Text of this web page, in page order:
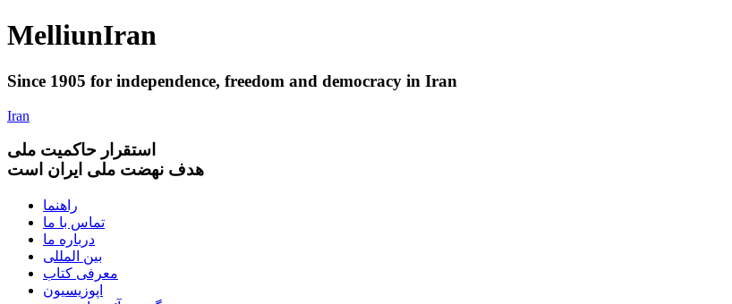
MelliunIran
Since 1905 for independence, freedom and democracy in Iran
Iran
استقرار حاکميت ملی
هدف نهضت ملی ایران است
راهنما
تماس با ما
درباره ما
بین المللی
معرفی کتاب
اپوزیسیون